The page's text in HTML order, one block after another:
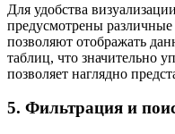
Для удобства
предусмотрены
позволяют отображать
таблиц, что значительно
позволяет наглядно
5. Фильтрация и